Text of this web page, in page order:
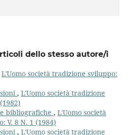
dello stesso autore/i
L'Uomo società tradizione sviluppo:
, L'Uomo società tradizione
bibliografiche , L'Uomo società
V. 8 N. 1 (1984)
, L'Uomo società tradizione